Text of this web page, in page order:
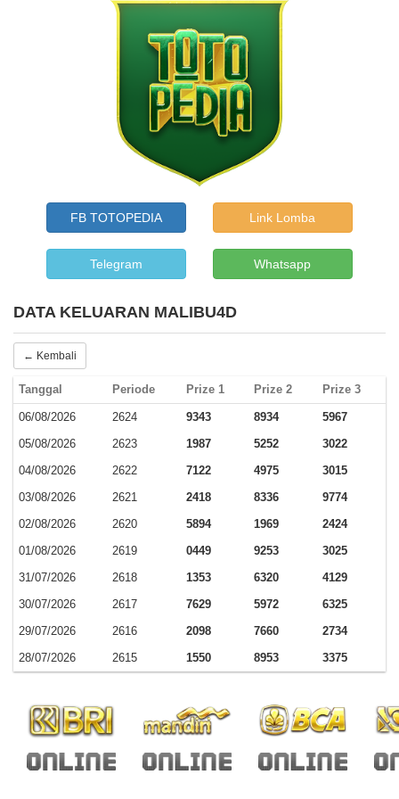
FB TOTOPEDIA Link Lomba
Telegram Whatsapp
DATA KELUARAN MALIBU4D
← Kembali
Tanggal Periode Prize 1 Prize 2 Prize 3
06/08/2026 2624 9343 8934
5967
05/08/2026
2623 1987 5252
3022
04/08/2026
2622 7122 4975
3015
03/08/2026
2621 2418 8336
9774
02/08/2026
2620 5894 1969
2424
01/08/2026
2619 0449 9253
3025
31/07/2026
2618 1353 6320
4129
30/07/2026
2617 7629 5972
6325
29/07/2026
2616 2098 7660
2734
28/07/2026
2615 1550 8953 3375